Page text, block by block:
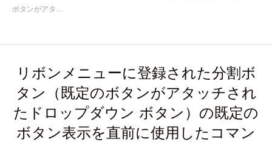
ボタンがアタ…
リボンメニューに登録された分割ボ
タン（既定のボタンがアタッチされ
たドロップダウン ボタン）の既定の
ボタン表示を直前に使用したコマン